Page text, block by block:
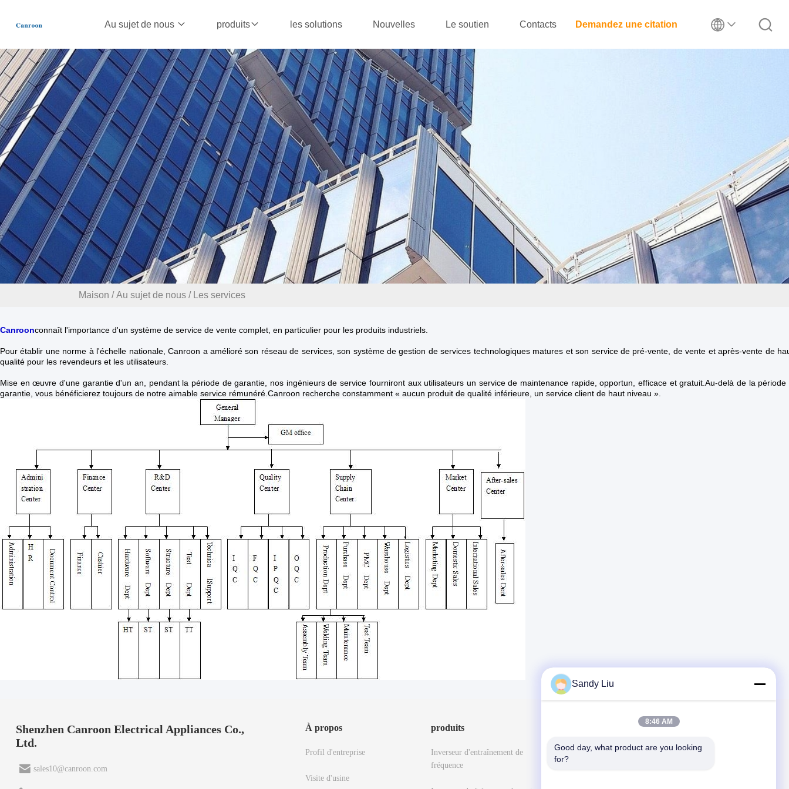
Au sujet de nous produits les solutions Nouvelles Le soutien Contacts Demandez une citation
Maison / Au sujet de nous / Les services
Canroonconnaît l'importance d'un système de service de vente complet, en particulier pour les produits industriels.
Pour établir une norme à l'échelle nationale, Canroon a amélioré son réseau de services, son système de gestion de services technologiques matures et son service de pré-vente, de vente et après-vente de
qualité pour les revendeurs et les utilisateurs.
Mise en œuvre d'une garantie d'un an, pendant la période de garantie, nos ingénieurs de service fourniront aux utilisateurs un service de maintenance rapide, opportun, efficace et gratuit.Au-delà de la période
garantie, vous bénéficierez toujours de notre aimable service rémunéré.Canroon recherche constamment « aucun produit de qualité inférieure, un service client de haut niveau ».
Shenzhen Canroon Electrical Appliances Co.,
Ltd.
sales10@canroon.com
À propos
Profil d'entreprise
Visite d'usine
produits
Inverseur d'entraînement de
fréquence
Expédiez-nous
Faites-nous connaître votre condition. Nous relierons
Sandy Liu
8:46 AM
Good day, what product are you looking
for?